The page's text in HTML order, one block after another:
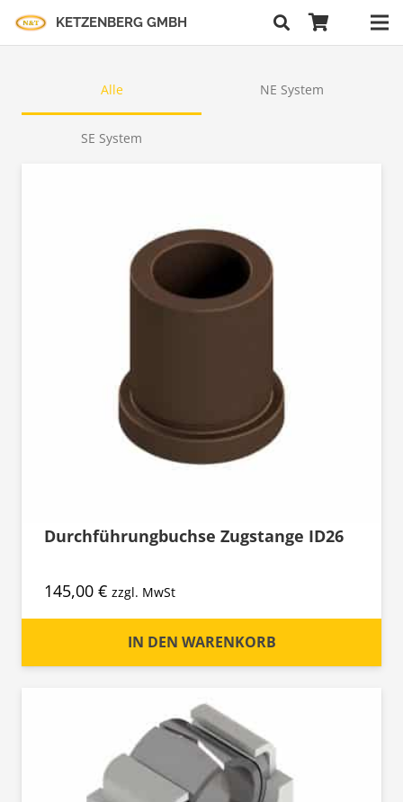
KETZENBERG GMBH
Alle NE System
SE System
Durchführungbuchse Zugstange ID26
145,00 € zzgl. MwSt
IN DEN WARENKORB